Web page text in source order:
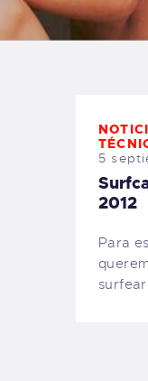
TIENDA
5
2012
Para